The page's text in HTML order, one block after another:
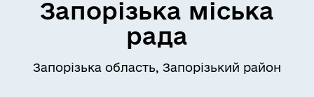
Запорізька міська
рада
Запорізька область, Запорізький район